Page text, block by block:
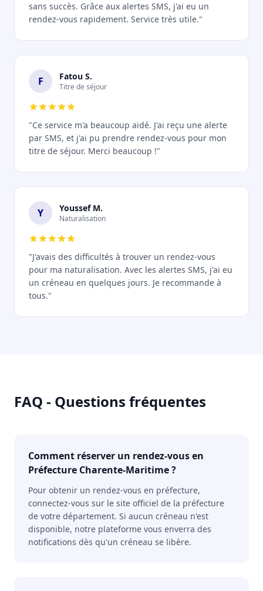
sans succès. Grâce aux alertes SMS, j'ai eu un
rendez-vous rapidement. Service très utile."
F Fatou S.
Titre de séjour
"Ce service m'a beaucoup aidé. J'ai reçu une alerte
par SMS, et j'ai pu prendre rendez-vous pour mon
titre de séjour. Merci beaucoup !"
Y Youssef M.
Naturalisation
"J'avais des difficultés à trouver un rendez-vous
pour ma naturalisation. Avec les alertes SMS, j'ai eu
un créneau en quelques jours. Je recommande à
tous."
FAQ - Questions fréquentes
Comment réserver un rendez-vous en
Préfecture Charente-Maritime ?
Pour obtenir un rendez-vous en préfecture,
connectez-vous sur le site officiel de la préfecture
de votre département. Si aucun créneau n'est
disponible, notre plateforme vous enverra des
notifications dès qu'un créneau se libère.